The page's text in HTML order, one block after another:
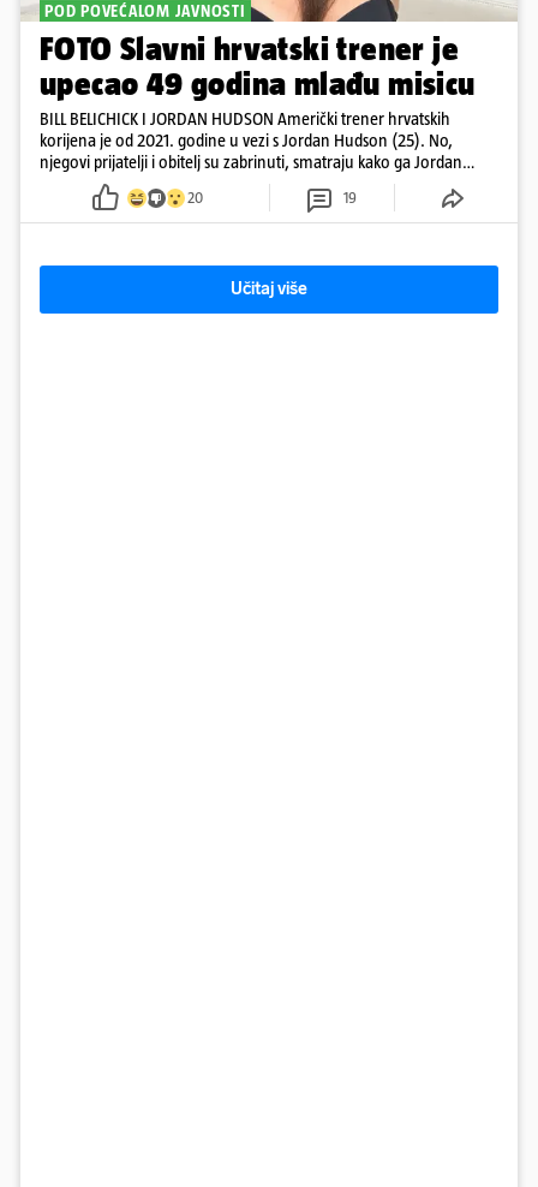
POD POVEĆALOM JAVNOSTI
FOTO Slavni hrvatski trener je
upecao 49 godina mlađu misicu
BILL BELICHICK I JORDAN HUDSON Američki trener hrvatskih
korijena je od 2021. godine u vezi s Jordan Hudson (25). No,
njegovi prijatelji i obitelj su zabrinuti, smatraju kako ga Jordan
kontrolira
20 19
Učitaj više